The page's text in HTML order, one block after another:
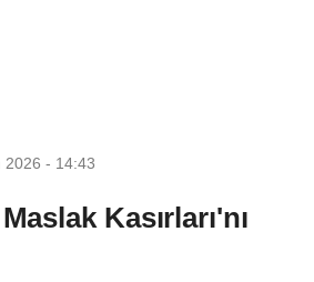
2026 - 14:43
Kasırları'nı